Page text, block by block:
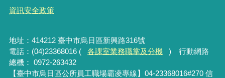
資訊安全政策
地址：414212 臺中市烏日區新興路316號
電話：(04)23368016 (
各課室業務職掌及分機
) 行動網路
總機： 0972-263432
【臺中市烏日區公所員工職場霸凌專線】04-23368016#270 信